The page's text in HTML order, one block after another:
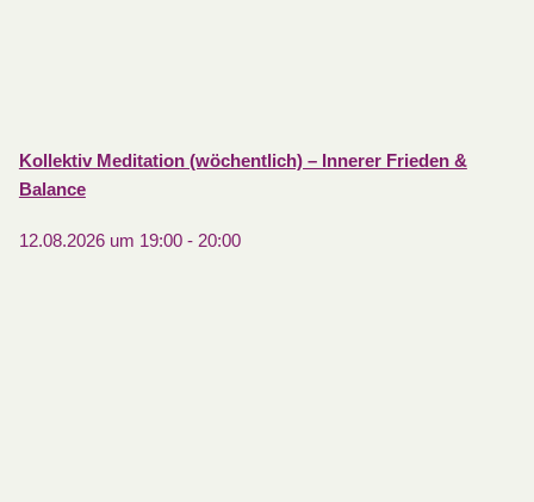
Kollektiv Meditation (wöchentlich) – Innerer Frieden &
Balance
12.08.2026 um 19:00- 20:00